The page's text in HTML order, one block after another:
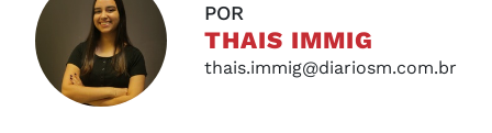
POR
THAIS IMMIG
thais.immig@diariosm.com.br